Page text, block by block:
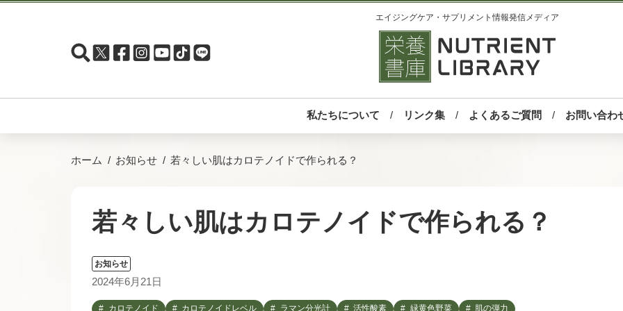
エイジングケア・サプリメント情報発信メディア
私たちについて リンク集 よくあるご質問 お問い合わ
ホーム お知らせ 若々しい肌はカロテノイドで作られる？
若々しい肌はカロテノイドで作られる？
お知らせ
2024年6月21日
カロテノイド カロテノイドレベル ラマン分光計 活性酸素 緑黄色野菜 肌の弾力